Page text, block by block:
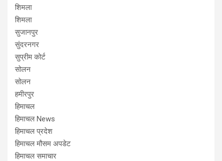
शिमला
शिमला
सुजानपुर
सुंदरनगर
सुप्रीम कोर्ट
सोलन
सोलन
हमीरपुर
हिमाचल
हिमाचल News
हिमाचल प्रदेश
हिमाचल मौसम अपडेट
हिमाचल समाचार